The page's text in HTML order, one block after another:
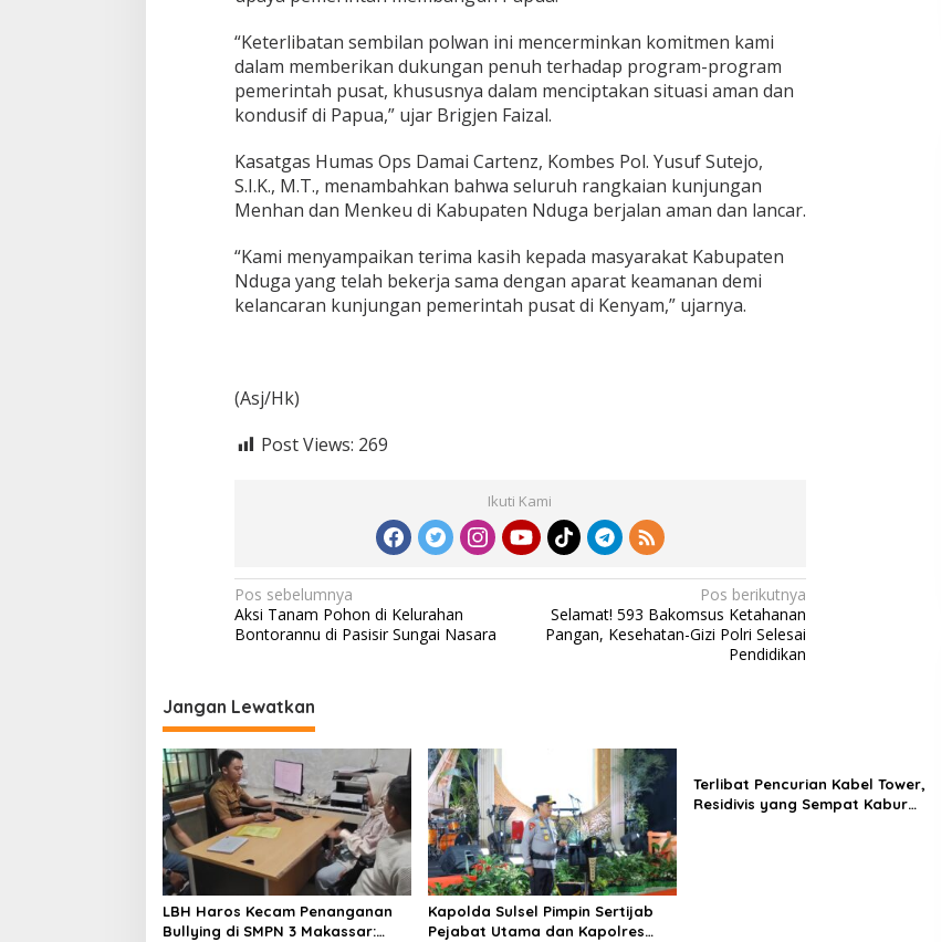
d
a
a
m
e
n
a
a
n
a
“Keterlibatan sembilan polwan ini mencerminkan komitmen kami
dalam memberikan dukungan penuh terhadap program-program
pemerintah pusat, khususnya dalam menciptakan situasi aman dan
kondusif di Papua,” ujar Brigjen Faizal.
Kasatgas Humas Ops Damai Cartenz, Kombes Pol. Yusuf Sutejo,
S.I.K., M.T., menambahkan bahwa seluruh rangkaian kunjungan
Menhan dan Menkeu di Kabupaten Nduga berjalan aman dan lancar.
“Kami menyampaikan terima kasih kepada masyarakat Kabupaten
Nduga yang telah bekerja sama dengan aparat keamanan demi
kelancaran kunjungan pemerintah pusat di Kenyam,” ujarnya.
(Asj/Hk)
Post Views: 269
Ikuti Kami
N
a
i
g
a
s
i
p
o
s
Pos sebelumnya
Aksi Tanam Pohon di Kelurahan
Bontorannu di Pasisir Sungai Nasara
Pos berikutnya
Selamat! 593 Bakomsus Ketahanan
Pangan, Kesehatan-Gizi Polri Selesai
Pendidikan
Jangan Lewatkan
LBH Haros Kecam Penanganan
Bullying di SMPN 3 Makassar:
Kapolda Sulsel Pimpin Sertijab
Pejabat Utama dan Kapolres
Terlibat Pencurian Kabel Tower,
Residivis yang Sempat Kabur